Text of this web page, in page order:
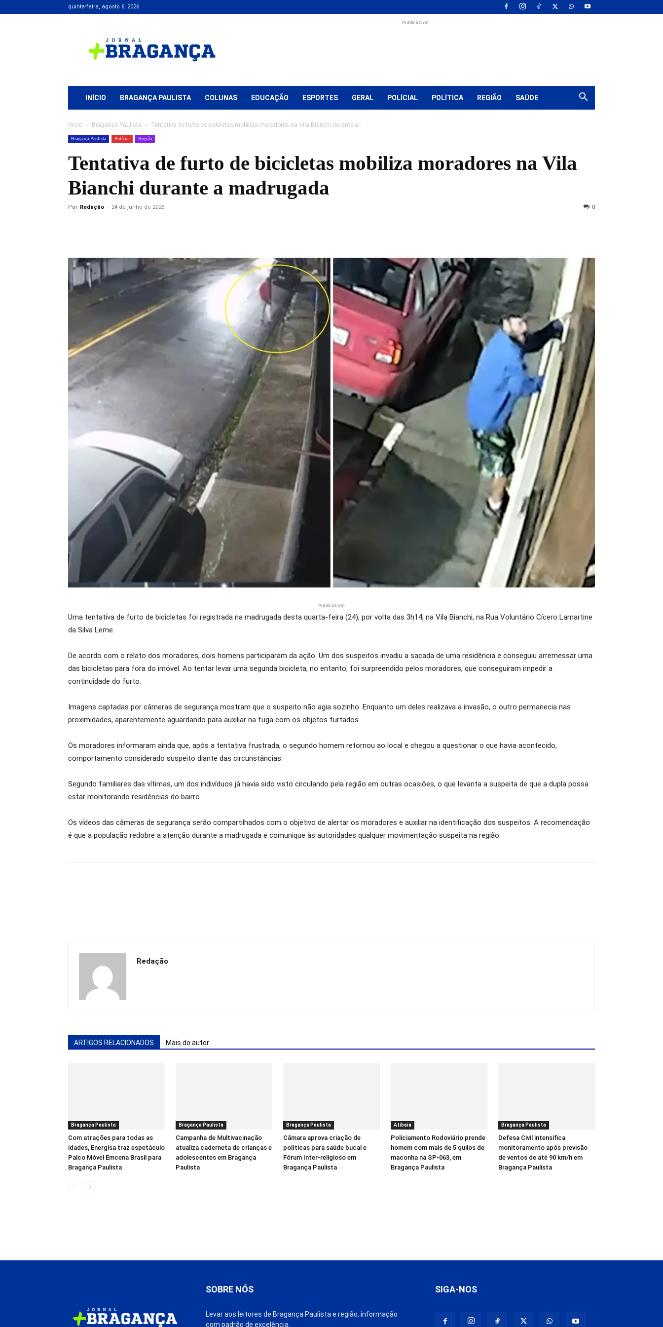
quinta-feira, agosto 6, 2026
+
Bragança
Publicidade
INÍCIO BRAGANÇA PAULISTA COLUNAS EDUCAÇÃO ESPORTES GERAL POLÍCIAL POLÍTICA REGIÃO SAÚDE
Início Bragança Paulista Tentativa de furto de bicicletas mobiliza moradores na Vila Bianchi durante a...
Bragança Paulista Polícial Região
Tentativa de furto de bicicletas mobiliza moradores na Vila
Bianchi durante a madrugada
Por Redação - 24 de junho de 2026 0
Publicidade
Uma tentativa de furto de bicicletas foi registrada na madrugada desta quarta-feira (24), por volta das 3h14, na Vila Bianchi, na Rua Voluntário Cícero Lamartine
da Silva Leme.
De acordo com o relato dos moradores, dois homens participaram da ação. Um dos suspeitos invadiu a sacada de uma residência e conseguiu arremessar uma
das bicicletas para fora do imóvel. Ao tentar levar uma segunda bicicleta, no entanto, foi surpreendido pelos moradores, que conseguiram impedir a
continuidade do furto.
Imagens captadas por câmeras de segurança mostram que o suspeito não agia sozinho. Enquanto um deles realizava a invasão, o outro permanecia nas
proximidades, aparentemente aguardando para auxiliar na fuga com os objetos furtados.
Os moradores informaram ainda que, após a tentativa frustrada, o segundo homem retornou ao local e chegou a questionar o que havia acontecido,
comportamento considerado suspeito diante das circunstâncias.
Segundo familiares das vítimas, um dos indivíduos já havia sido visto circulando pela região em outras ocasiões, o que levanta a suspeita de que a dupla possa
estar monitorando residências do bairro.
Os vídeos das câmeras de segurança serão compartilhados com o objetivo de alertar os moradores e auxiliar na identificação dos suspeitos. A recomendação
é que a população redobre a atenção durante a madrugada e comunique às autoridades qualquer movimentação suspeita na região.
Redação
ARTIGOS RELACIONADOS Mais do autor
Bragança Paulista
Com atrações para todas as
idades, Energisa traz espetáculo
Palco Móvel Emcena Brasil para
Bragança Paulista
Bragança Paulista
Campanha de Multivacinação
atualiza caderneta de crianças e
adolescentes em Bragança
Paulista
Bragança Paulista
Câmara aprova criação de
políticas para saúde bucal e
Fórum Inter-religioso em
Bragança Paulista
Atibaia
Policiamento Rodoviário prende
homem com mais de 5 quilos de
maconha na SP-063, em
Bragança Paulista
Bragança Paulista
Defesa Civil intensifica
monitoramento após previsão
de ventos de até 90 km/h em
Bragança Paulista
SOBRE NÓS
Levar aos leitores de Bragança Paulista e região, informação
com padrão de excelência.
SIGA-NOS